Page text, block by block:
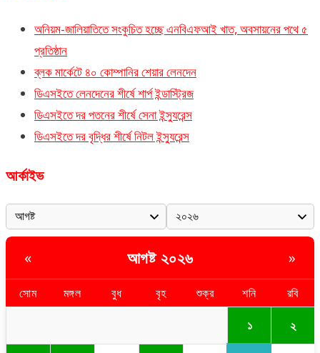
অনিয়ম-জালিয়াতিতে সংকুচিত হচ্ছে এনবিএফআই খাত, অবসায়নের পথে ৫
প্রতিষ্ঠান
ব্লক মার্কেটে ৪০ কোম্পানির শেয়ার লেনদেন
ডিএসইতে লেনদেনের শীর্ষে শার্প ইন্ডাস্ট্রিজ
ডিএসইতে দর পতনের শীর্ষে সেনা ইন্স্যুরেন্স
ডিএসইতে দর বৃদ্ধির শীর্ষে নিটল ইন্স্যুরেন্স
আর্কাইভ
« আগষ্ট ২০২৬ »
সোম মঙ্গল বুধ বৃহ শুক্র শনি রবি
১ ২